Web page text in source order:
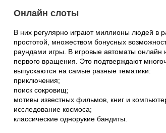
Онлайн слоты
В них регулярно играют миллионы людей в
простотой, множеством бонусных
раундами игры. В игровые автоматы онлайн
первого вращения. Это подтверждают
выпускаются на самые разные тематики:
приключения;
поиск сокровищ;
мотивы известных фильмов, книг и
исследование космоса;
классические однорукие бандиты.